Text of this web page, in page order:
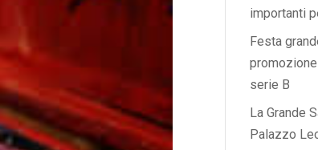
importanti
Festa
serie B
La Grande
Palazzo